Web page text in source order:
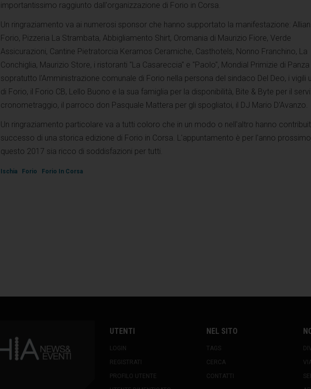
importantissimo raggiunto dall'organizzazione di Forio in Corsa.
Un ringraziamento va ai numerosi sponsor che hanno supportato la manifestazione:
Forio, Pizzeria La Strambata, Abbigliamento Shirt, Oromania di Maurizio Fiore, Verde
Assicurazioni, Cantine Pietratorcia Keramos Ceramiche, Casthotels, Nonno Franchino, La
Conchiglia, Maurizio Store, i ristoranti "La Casareccia" e "Paolo", Mondial Primizie di
sopratutto l'Amministrazione comunale di Forio nella persona del sindaco Del Deo, i vigili
di Forio, il Forio CB, Lello Buono e la sua famiglia per la disponibilità, Bite & Byte per il
cronometraggio, il parroco don Pasquale Mattera per gli spogliatoi, il DJ Mario D'Avanzo.
Un ringraziamento particolare va a tutti coloro che in un modo o nell'altro hanno
successo di una storica edizione di Forio in Corsa. L'appuntamento è per l'anno
questo 2017 sia ricco di soddisfazioni per tutti.
Ischia Forio Forio In Corsa
UTENTI
LOGIN
REGISTRATI
PROFILO UTENTE
NEL SITO
TAGS
CERCA
CONTATTI